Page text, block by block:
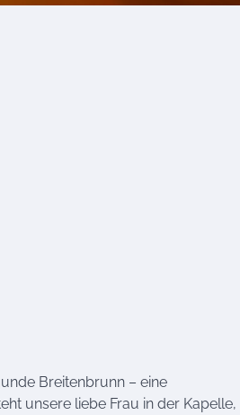
Breitenbrunn – eine
unsere liebe Frau in der Kapelle,